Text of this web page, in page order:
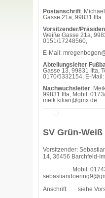
Postanschrift:
Gasse 21a, 99831 Ifta
Vorsitzender/
Weiße Gasse 21a,
0151/17248560,
E-Mail:
Abteilungsleiter
Gasse 13, 99831 Ifta,
0170/5332154, E-
Nachwuchsleiter:
99831 Ifta, Mobil:
meik.kilian@gmx.de
SV Grün-
Vorsitzender:
14, 36456 Barchfeld-
Mobil:
Anschrift: siehe